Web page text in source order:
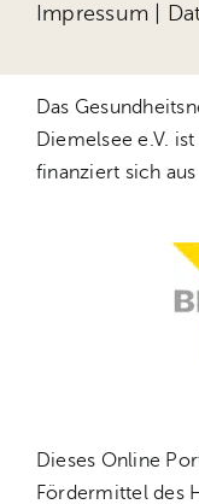
Impressum
Das
Diemelsee e.V.
finanziert sich
Dieses Online
Fördermittel des